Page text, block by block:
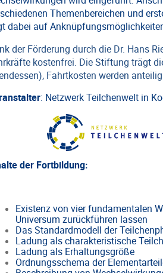
Themenbereichen und
dabei auf
der Förderung durch die Dr. Hans
kostenfrei. Die Stiftung trägt
Fahrtkosten werden
: Netzwerk Teilchenwelt in
der Fortbildung:
Existenz von vier fundamentalen
Universum zurückführen lassen
Das Standardmodell der
Ladung als charakteristische
Ladung als Erhaltungsgröße
Ordnungsschema der